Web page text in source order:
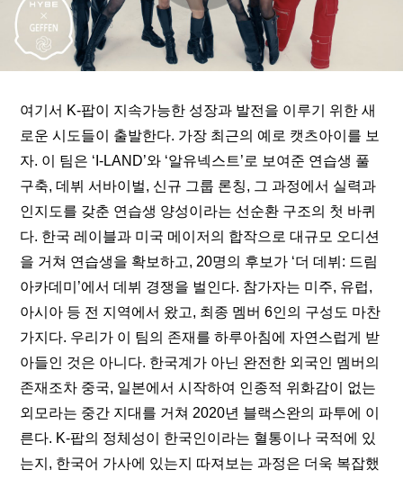
여기서 K-팝이 지속가능한 성장과 발전을 이루기 위한 새
로운 시도들이 출발한다. 가장 최근의 예로 캣츠아이를 보
자. 이 팀은 ‘I-LAND’와 ‘알유넥스트’로 보여준 연습생 풀
구축, 데뷔 서바이벌, 신규 그룹 론칭, 그 과정에서 실력과
인지도를 갖춘 연습생 양성이라는 선순환 구조의 첫 바퀴
다. 한국 레이블과 미국 메이저의 합작으로 대규모 오디션
을 거쳐 연습생을 확보하고, 20명의 후보가 ‘더 데뷔: 드림
아카데미’에서 데뷔 경쟁을 벌인다. 참가자는 미주, 유럽,
아시아 등 전 지역에서 왔고, 최종 멤버 6인의 구성도 마찬
가지다. 우리가 이 팀의 존재를 하루아침에 자연스럽게 받
아들인 것은 아니다. 한국계가 아닌 완전한 외국인 멤버의
존재조차 중국, 일본에서 시작하여 인종적 위화감이 없는
외모라는 중간 지대를 거쳐 2020년 블랙스완의 파투에 이
른다. K-팝의 정체성이 한국인이라는 혈통이나 국적에 있
는지, 한국어 가사에 있는지 따져보는 과정은 더욱 복잡했